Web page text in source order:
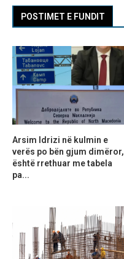
POSTIMET E FUNDIT
Arsim Idrizi në kulmin e
verës po bën gjum dimëror,
është rrethuar me tabela
pa...